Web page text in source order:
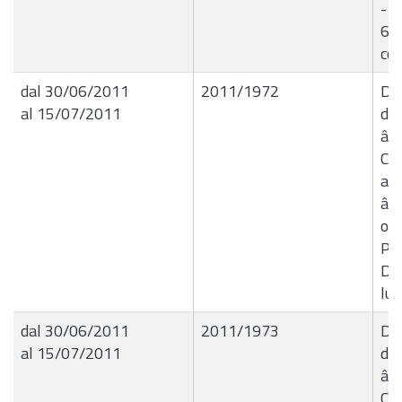
-
dal 30/06/2011
al 15/07/2011
2011/1972
dal 30/06/2011
al 15/07/2011
2011/1973